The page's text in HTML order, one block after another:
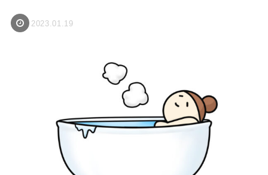
2023.01.19